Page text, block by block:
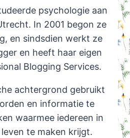
psychologie aan
In 2001 begon ze
en sindsdien werkt ze
en heeft haar eigen
Blogging Services.
achtergrond gebruikt
en informatie te
waarmee iedereen in
te maken krijgt.